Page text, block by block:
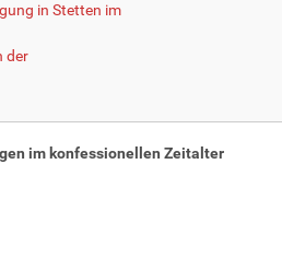
in Stetten im
der
im konfessionellen Zeitalter